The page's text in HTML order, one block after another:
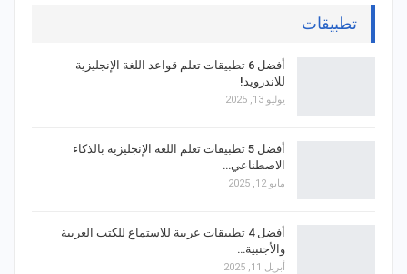
تطبيقات
أفضل 6 تطبيقات تعلم قواعد اللغة الإنجليزية
للاندرويد!
يوليو 13, 2025
أفضل 5 تطبيقات تعلم اللغة الإنجليزية بالذكاء
الاصطناعي…
مايو 12, 2025
أفضل 4 تطبيقات عربية للاستماع للكتب العربية
والأجنبية…
أبريل 11, 2025